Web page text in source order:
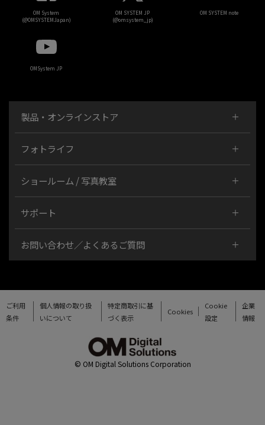
OM System
(@OMSYSTEMJapan)
OM SYSTEM JP
(@omsystem_jp)
OM SYSTEM note
OMSystem JP
製品・オンラインストア
フォトライフ
ショールーム / 写真教室
サポート
お問い合わせ／よくあるご質問
ご利用
条件
個人情報の取り扱
いについて
特定商取引に基
づく表示
Cookies
Cookie
設定
企業
情報
© OM Digital Solutions Corporation